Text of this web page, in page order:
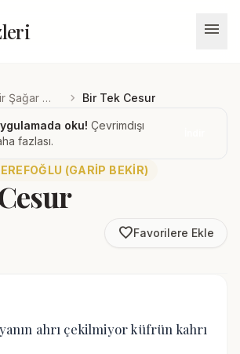
menu
Bekir Şağar Şerefoğlu (Garip Bekir) chevron_right Bir Tek Cesur
oku! Çevrimdışı
fazlası.
(GARIP BEKIR)
favorite_borderFavorilere Ekle
ahrı çekilmiyor küfrün kahrı